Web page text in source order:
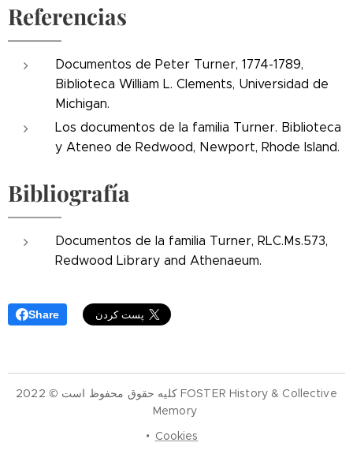
Referencias
Documentos de Peter Turner, 1774-1789,
Biblioteca William L. Clements, Universidad de
Michigan.
Los documentos de la familia Turner. Biblioteca
y Ateneo de Redwood, Newport, Rhode Island.
Bibliografía
Documentos de la familia Turner, RLC.Ms.573,
Redwood Library and Athenaeum.
Share
کلیه حقوق محفوظ است © 2022 FOSTER History & Collective
Memory
Cookies